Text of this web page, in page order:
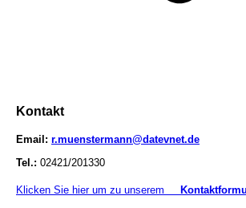
Kontakt
Email: r.muenstermann@datevnet.de
Tel.: 02421/201330
Klicken Sie hier um zu unserem